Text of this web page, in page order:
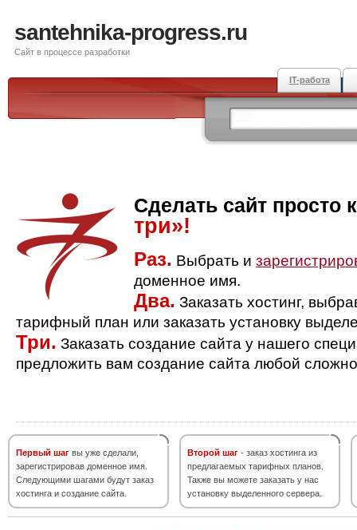
santehnika-progress.ru
Сайт в процессе разработки
IT-работа
Сделать сайт просто
три»!
Раз. Выбрать и
доменное имя.
Два. Заказать хостинг,
тарифный план или заказать установку
Три. Заказать создание сайта у нашего
предложить вам создание сайта любой
Первый шаг вы уже сделали,
зарегистрировав доменное имя.
Следующими шагами будут заказ
хостинга и создание сайта.
Второй шаг - заказ хостинга из
предлагаемых тарифных планов.
Также вы можете заказать у нас
установку выделенного сервера.